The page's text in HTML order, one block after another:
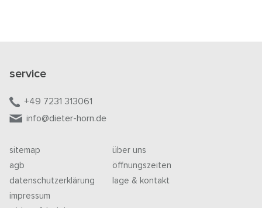
service
+49 7231 313061
info@dieter-horn.de
sitemap
agb
datenschutzerklärung
impressum
über uns
öffnungszeiten
lage & kontakt